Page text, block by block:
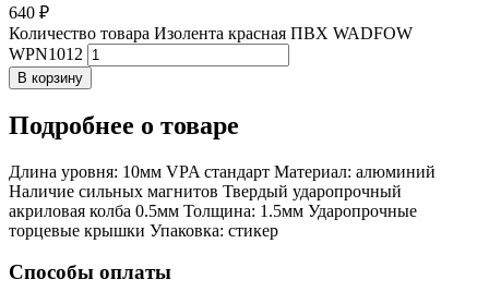
640 ₽
Количество товара Изолента красная ПВХ WADFOW
WPN1012
В корзину
Подробнее о товаре
Длина уровня: 10мм VPA стандарт Материал: алюминий
Наличие сильных магнитов Твердый ударопрочный
акриловая колба 0.5мм Толщина: 1.5мм Ударопрочные
торцевые крышки Упаковка: стикер
Способы оплаты